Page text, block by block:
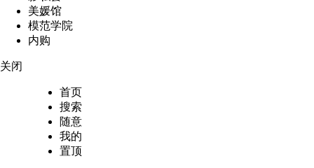
美媛馆
模范学院
内购
关闭
首页
搜索
随意
我的
置顶